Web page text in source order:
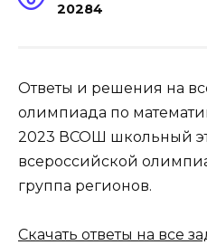
20284
Ответы и решения на
олимпиада по
2023 ВСОШ школьный
всероссийской
группа регионов.
Скачать ответы на все